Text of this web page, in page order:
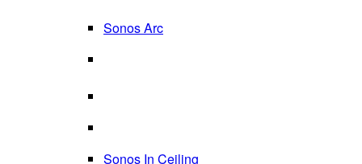
Sonos Arc
Sonos In Ceiling